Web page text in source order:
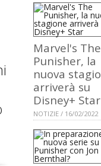
Marvel's The
Punisher, la
nuova
arriverà su
Disney+ Star
NOTIZIE / 16/02/2022